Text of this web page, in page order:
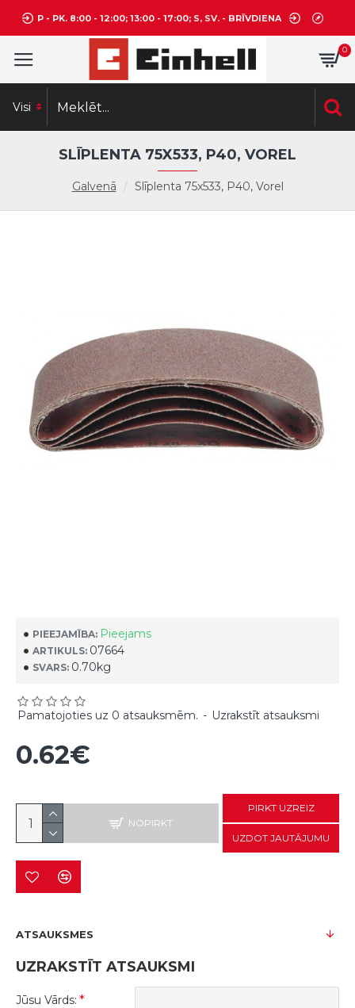
P - PK. 8:00 - 12:00; 13:00 - 17:00; S, SV. - BRĪVDIENA
0
Visi
Galvenā Slīplenta 75x533, P40, Vorel
SLĪPLENTA 75X533, P40, VOREL
PIEEJAMĪBA: Pieejams
ARTIKULS: 07664
SVARS: 0.70kg
Pamatojoties uz 0 atsauksmēm. - Uzrakstīt atsauksmi
0.62€
NOPIRKT
PIRKT UZREIZ
UZDOT JAUTĀJUMU
ATSAUKSMES
UZRAKSTĪT ATSAUKSMI
Jūsu Vārds: